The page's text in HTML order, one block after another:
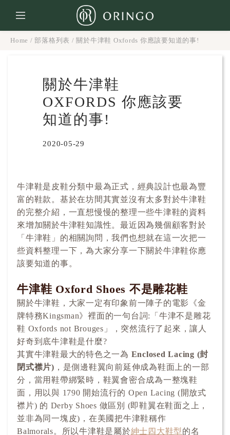
Home /部落格列表 / 關於牛津鞋 Oxfords 你應該要知道的事!
關於牛津鞋
OXFORDS 你應該要
知道的事!
2020-05-29
牛津鞋是皮鞋分類中最為正式，經典設計也最為豐
富的鞋款。基於在坊間其實並沒有太多對於牛津鞋
的完整介紹，一直想慢慢的整理一些牛津鞋的資料
來增加關於牛津鞋知識性。最近因為幾個顧客對於
「牛津鞋」的相關詢問，我們也想就在這一次把一
些資料整理一下，為大家分享一下關於牛津鞋你應
該要知道的事。
牛津鞋 Oxford Shoes 不是雕花鞋
關於牛津鞋，大家一定有印象前一陣子的電影《金
牌特務Kingsman》裡面的一句台詞:「牛津不是雕花
鞋 Oxfords not Brouges」，突然流行了起來，讓人
好奇到底牛津鞋是什麼?
其實牛津鞋最大的特色之一為 Enclosed Lacing (封
閉式襟片) ，是側邊鞋翼向前延伸成為鞋面上的一部
分，當用鞋帶綁緊時，鞋翼會密合成為一整塊鞋
面，用以與 1790 開始流行的 Open Lacing (開放式
襟片) 的 Derby Shoes 做區別 (即鞋翼在鞋面之上，
並非為同一塊皮)，在美國把牛津鞋稱作
Balmorals。所以牛津鞋是屬於紳士四大鞋型的名